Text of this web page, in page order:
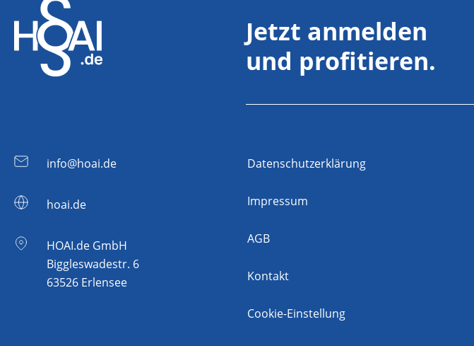
Jetzt anmelden
und profitieren.
info@hoai.de
hoai.de
HOAI.de GmbH
Biggleswadestr. 6
63526 Erlensee
Datenschutzerklärung
Impressum
AGB
Kontakt
Cookie-Einstellung